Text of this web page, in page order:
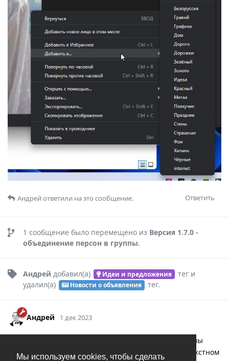
Мы используем cookies, чтобы сделать
Ответить
Андрейответили на это сообщение.
1 сообщение было перемещено из Версия 1.7.0 -
объединение персон в группы.
Андрей добавил(а) Идеи и предложения теги
удалил(а)
Новости о объявления тег.
Андрей 1 дек 2023
В группу добавляется персона, почему вы
считаете, что этот пункт должен быть еще и в контекстном